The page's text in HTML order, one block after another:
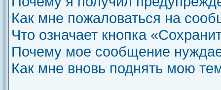
Как мне пожаловаться на
Что означает кнопка
Почему мое сообщение
Как мне вновь поднять мою